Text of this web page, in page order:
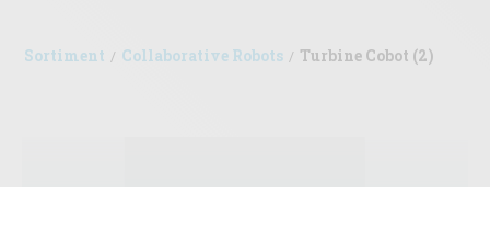
Sortiment / Collaborative Robots / Turbine Cobot (2)